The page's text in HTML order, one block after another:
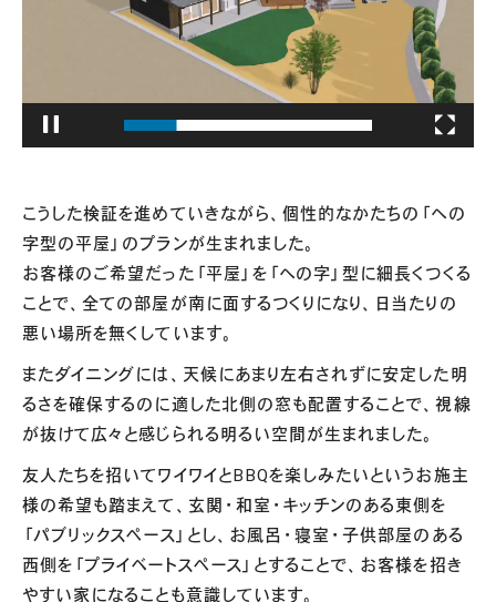
こうした検証を進めていきながら、個性的なかたちの「への
字型の平屋」のプランが生まれました。
お客様のご希望だった「平屋」を「への字」型に細長くつくる
ことで、全ての部屋が南に面するつくりになり、日当たりの
悪い場所を無くしています。
またダイニングには、天候にあまり左右されずに安定した明
るさを確保するのに適した北側の窓も配置することで、視線
が抜けて広々と感じられる明るい空間が生まれました。
友人たちを招いてワイワイとBBQを楽しみたいというお施主
様の希望も踏まえて、玄関・和室・キッチンのある東側を
「パブリックスペース」とし、お風呂・寝室・子供部屋のある
西側を「プライベートスペース」とすることで、お客様を招き
やすい家になることも意識しています。